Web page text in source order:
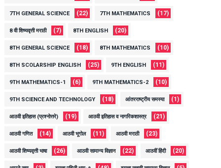
7TH GENERAL SCIENCE (22) 7TH MATHEMATICS (17)
8 वी शिष्यवृत्ती मराठी (7) 8TH ENGLISH (20)
8TH GENERAL SCIENCE (18) 8TH MATHEMATICS (10)
8TH SCOLARSHIP ENGLISH (25) 9TH ENGLISH (11)
9TH MATHEMATICS-1 (6) 9TH MATHEMATICS-2 (10)
9TH SCIENCE AND TECHNOLOGY (18) आंतरराष्ट्रीय समस्या (1)
आठवी इतिहास (प्रश्नोत्तरे) (19) आठवी इतिहास व नागरिकशास्त्र (21)
आठवी गणित (14) आठवी भूगोल (11) आठवी मराठी (23)
आठवी शिष्यवृत्ती भाषा (26) आठवी सामान्य विज्ञान (22) आठवीं हिंदी (20)